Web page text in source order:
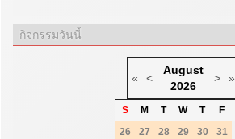
กิจกรรมวันนี้
« <
August
2026
> »
S M T W T F
26
27 28 29 30 31